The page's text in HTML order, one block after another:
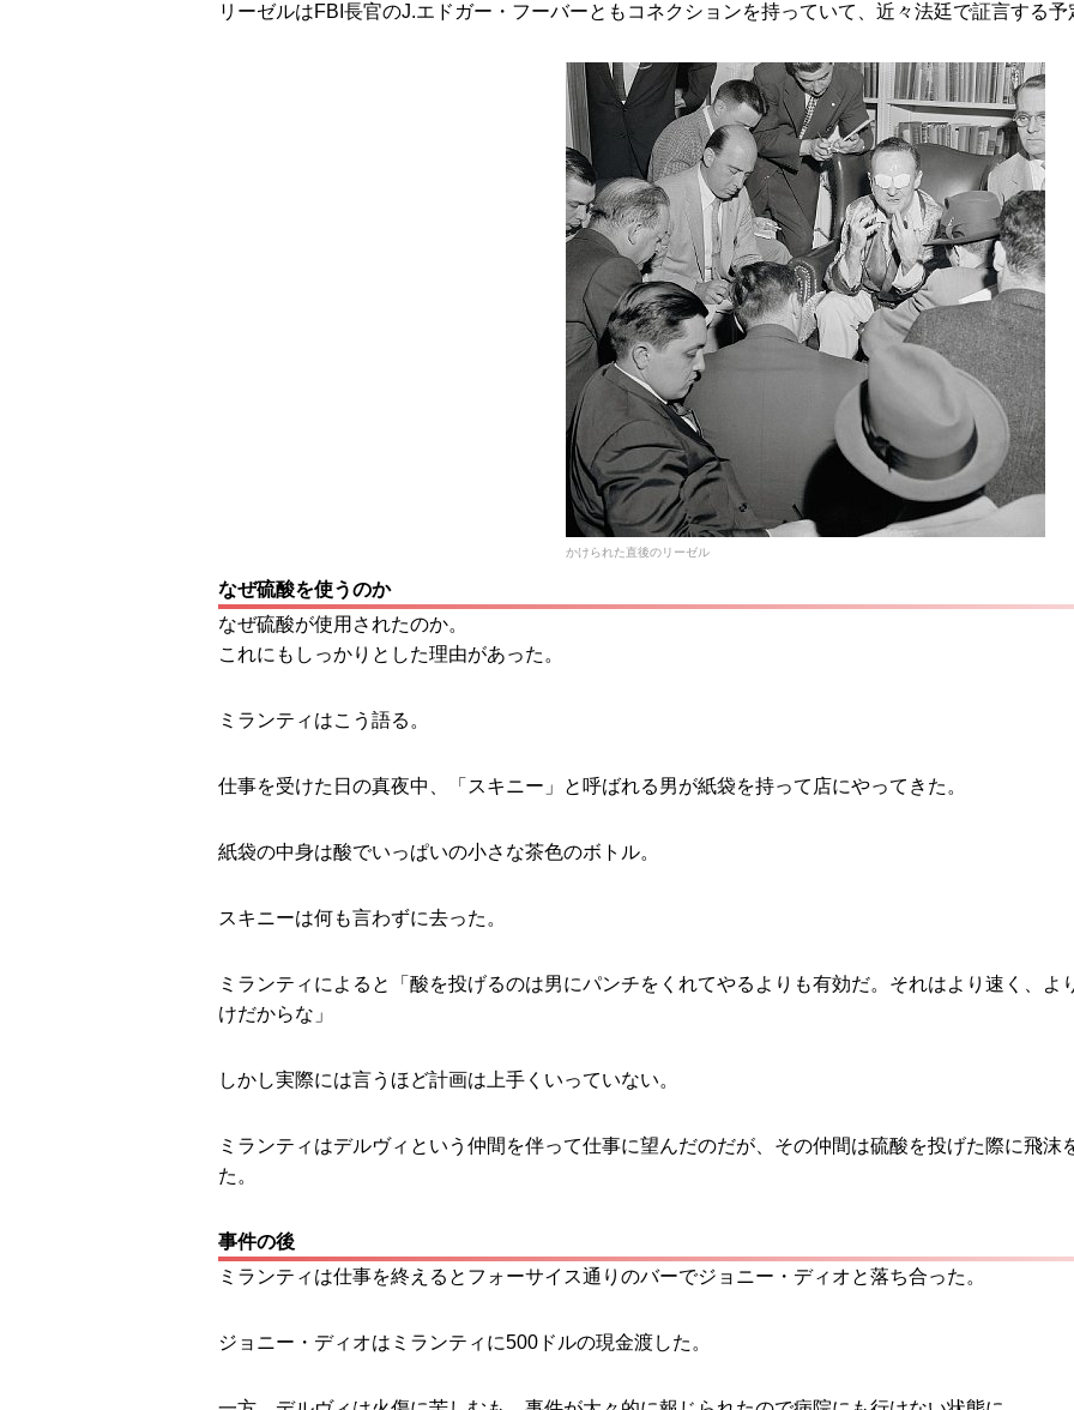
リーゼルはFBI長官のJ.エドガー・フーバーともコネクションを持っていて、近々法廷で証言する予
かけられた直後のリーゼル
なぜ硫酸を使うのか
なぜ硫酸が使用されたのか。
これにもしっかりとした理由があった。
ミランティはこう語る。
仕事を受けた日の真夜中、「スキニー」と呼ばれる男が紙袋を持って店にやってきた。
紙袋の中身は酸でいっぱいの小さな茶色のボトル。
スキニーは何も言わずに去った。
ミランティによると「酸を投げるのは男にパンチをくれてやるよりも有効だ。それはより速く、
けだからな」
しかし実際には言うほど計画は上手くいっていない。
ミランティはデルヴィという仲間を伴って仕事に望んだのだが、その仲間は硫酸を投げた際に飛沫
た。
事件の後
ミランティは仕事を終えるとフォーサイス通りのバーでジョニー・ディオと落ち合った。
ジョニー・ディオはミランティに500ドルの現金渡した。